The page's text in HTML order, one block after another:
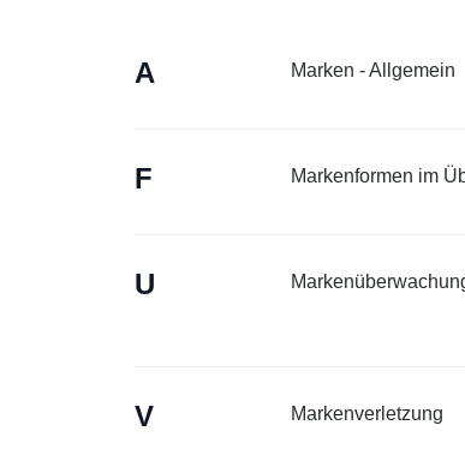
A Marken - Allgemein
F Markenformen im
U
V Markenverletzung